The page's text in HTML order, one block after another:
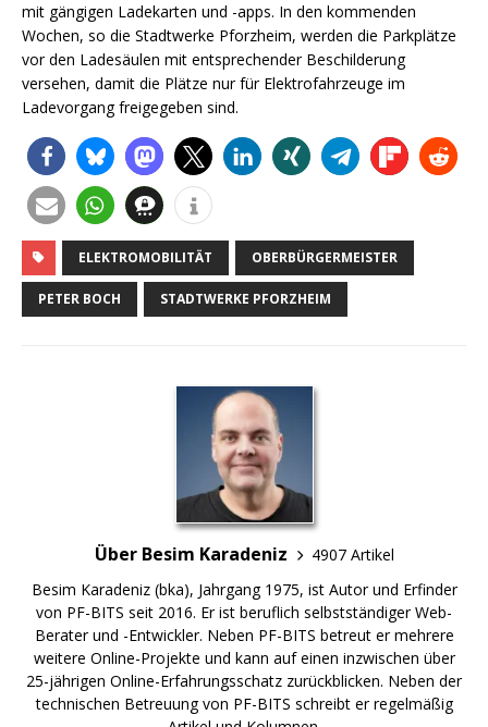
mit gängigen Ladekarten und -apps. In den kommenden
Wochen, so die Stadtwerke Pforzheim, werden die Parkplätze
vor den Ladesäulen mit entsprechender Beschilderung
versehen, damit die Plätze nur für Elektrofahrzeuge im
Ladevorgang freigegeben sind.
ELEKTROMOBILITÄT OBERBÜRGERMEISTER
PETER BOCH STADTWERKE PFORZHEIM
Über Besim Karadeniz
4907 Artikel
Besim Karadeniz (bka), Jahrgang 1975, ist Autor und Erfinder
von PF-BITS seit 2016. Er ist beruflich selbstständiger Web-
Berater und -Entwickler. Neben PF-BITS betreut er mehrere
weitere Online-Projekte und kann auf einen inzwischen über
25-jährigen Online-Erfahrungsschatz zurückblicken. Neben der
technischen Betreuung von PF-BITS schreibt er regelmäßig